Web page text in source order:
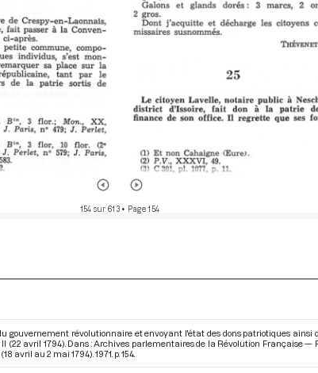
154 sur 613• Page 154
gouvernement révolutionnaire et envoyant l'état des dons patriotiques ainsi
(22 avril 1794). Dans : Archives parlementaires de la Révolution Française —
avril au 2 mai 1794) . 1971. p. 154.